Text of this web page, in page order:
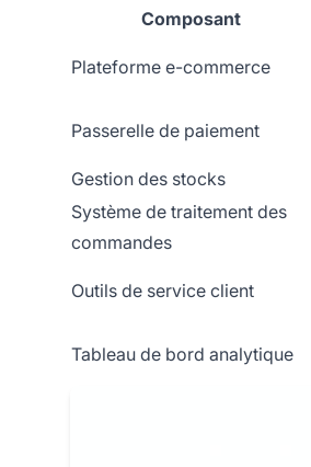
Composant
Plateforme e-commerce
Passerelle de paiement
Gestion des stocks
Système de traitement des
commandes
Outils de service client
Tableau de bord analytique